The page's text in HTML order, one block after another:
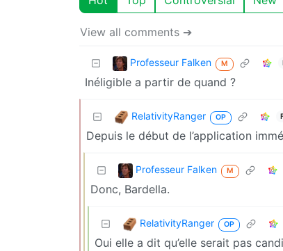
View all comments ➔
Professeur Falken M
Inéligible a partir de quand ?
RelativityRanger OP
Depuis le début de l’application
Professeur Falken M
Donc, Bardella.
RelativityRanger OP
Oui elle a dit qu’elle serait pas